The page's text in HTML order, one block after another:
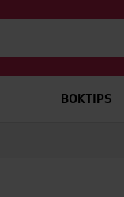
BOKTIPS